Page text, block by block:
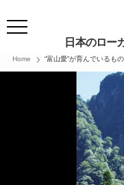
日本のロー
Home “富山愛”が育んでいるも